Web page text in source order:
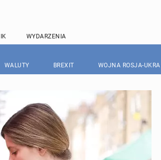
WYDARZENIA
WALUTY BREXIT WOJNA ROSJA-